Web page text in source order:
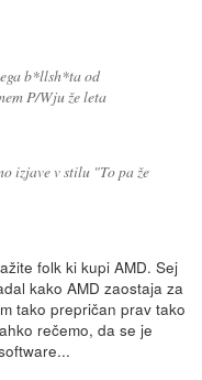
b*llsh*ta od
P/Wju že leta
izjave v stilu "To pa že
folk ki kupi AMD. Sej
kako AMD zaostaja za
tako prepričan prav tako
rečemo, da se je